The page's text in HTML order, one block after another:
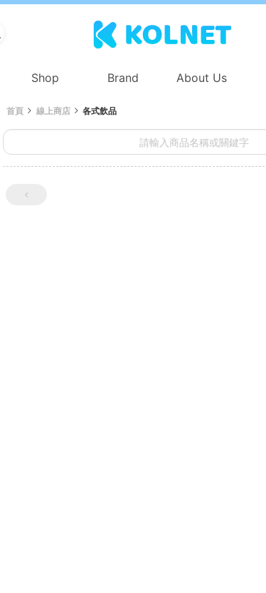
Shop Brand About Us
首頁 線上商店 各式飲品